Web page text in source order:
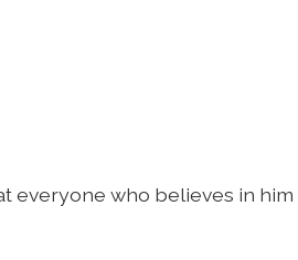
everyone who believes in him